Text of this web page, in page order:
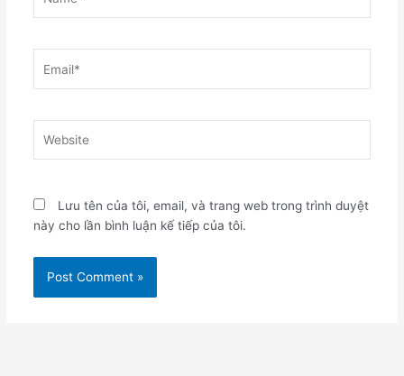
Lưu tên của tôi, email, và trang web trong trình duyệt
này cho lần bình luận kế tiếp của tôi.